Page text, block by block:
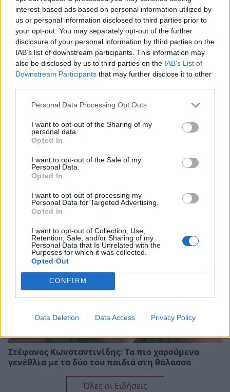
interest-based ads based on personal information utilized by
us or personal information disclosed to third parties prior to
your opt-out. You may separately opt-out of the further
disclosure of your personal information by third parties on the
IAB’s list of downstream participants. This information may
also be disclosed by us to third parties on the IAB’s List of
Downstream Participants that may further disclose it to other
Personal Data Processing Opt Outs
I want to opt-out of the Sharing of my
personal data.
Opted In
I want to opt-out of the Sale of my
Personal Data.
Opted In
I want to opt-out of processing my
Personal Data for Targeted Advertising.
Opted In
I want to opt-out of Collection, Use,
Retention, Sale, and/or Sharing of my
Personal Data that Is Unrelated with the
Purposes for which it was collected.
Opted Out
CONFIRM
Data Deletion Data Access Privacy Policy
Ανδρομάχη: Οι τρυφερές αγκαλιές με τον γιο της
και τα συγκινητικά λόγια της – «Είσαι κάθε
ηλιοβασίλεμα και κάθε ανατολή»
Λίλα Μπακλέση: Γέννησε η ηθοποιός – Η πρώτη
της φωτογραφία από το μαιευτήριο
Στέφανος Κωνσταντινίδης: Τα πιο χαρούμενα
γενέθλια με τα δύο του παιδιά στη θάλασσα
Όλες οι Ειδήσεις